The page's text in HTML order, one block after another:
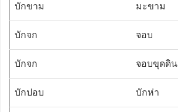
บักขาม มะขาม
บักจก จอบ
บักจก จอบขุดดิน
บักปอบ บักห่า